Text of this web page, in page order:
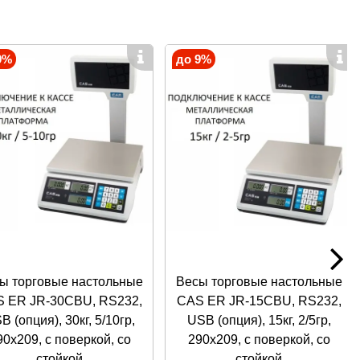
на вертикальной стойке. Результаты видны
Размеры символов: 15*6 мм и 15*8 мм.
ER 327ACP-15.2 Ceed LCD/LED внесена в госреестр
измерений и другие характеристики.
торговые настольные
ER JR-30CBU, RS232,
(опция), 30кг, 5/10гр,
с поверкой, со
до 9%
Весы торговые настольные
CAS ER JR-15CBU, RS232,
USB (опция), 15кг, 2/5гр,
290x209, с поверкой, со